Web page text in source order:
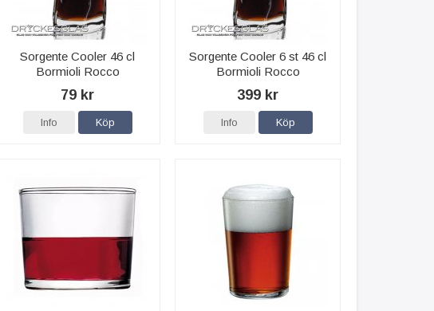
Sorgente Cooler 46 cl
Bormioli Rocco
79 kr
Info Köp
Sorgente Cooler 6 st 46 cl
Bormioli Rocco
399 kr
Info Köp